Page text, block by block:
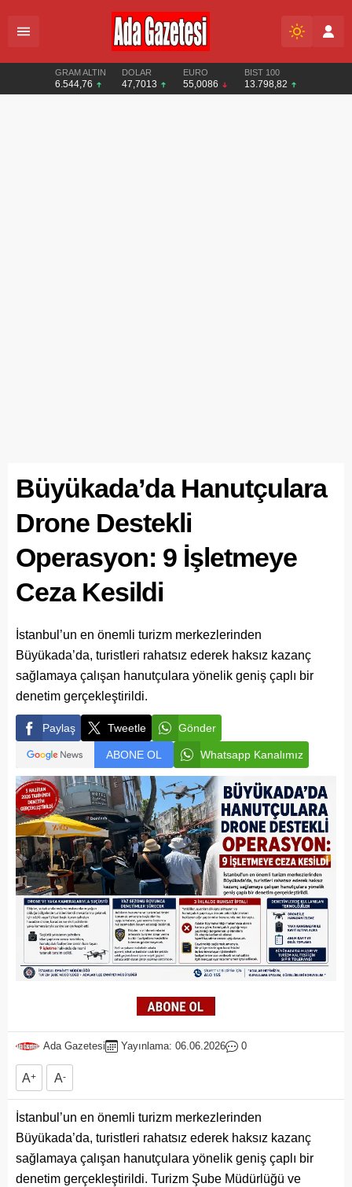
GRAM ALTIN
6.544,76
DOLAR
47,7013
EURO
55,0086
BIST 100
13.798,82
Büyükada’da Hanutçulara
Drone Destekli
Operasyon: 9 İşletmeye
Ceza Kesildi
İstanbul’un en önemli turizm merkezlerinden
Büyükada’da, turistleri rahatsız ederek haksız kazanç
sağlamaya çalışan hanutçulara yönelik geniş çaplı bir
denetim gerçekleştirildi.
Paylaş Tweetle Gönder
ABONE OL Whatsapp Kanalımız
Ada Gazetesi Yayınlama: 06.06.2026 0
A+ A-
İstanbul’un en önemli turizm merkezlerinden
Büyükada’da, turistleri rahatsız ederek haksız kazanç
sağlamaya çalışan hanutçulara yönelik geniş çaplı bir
denetim gerçekleştirildi. Turizm Şube Müdürlüğü ve